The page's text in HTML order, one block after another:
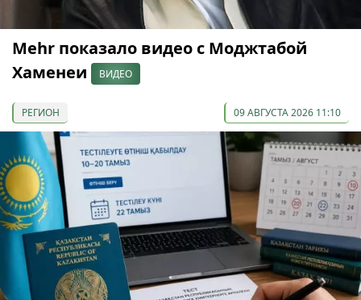
Mehr показало видео с Моджтабой
Хаменеи
ВИДЕО
РЕГИОН 09 АВГУСТА 2026 11:10